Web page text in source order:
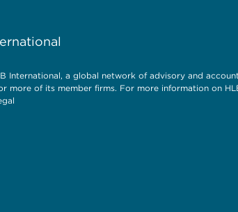
International, a global network of advisory and
more of its member firms. For more information on